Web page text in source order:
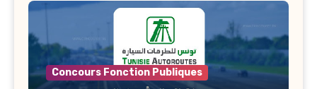
Concours Fonction Publiques